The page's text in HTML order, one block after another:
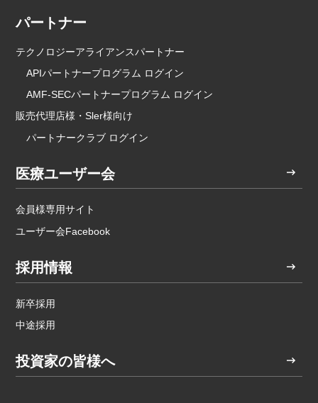
パートナー
テクノロジーアライアンスパートナー
APIパートナープログラム ログイン
AMF-SECパートナープログラム ログイン
販売代理店様・Sler様向け
パートナークラブ ログイン
医療ユーザー会
会員様専用サイト
ユーザー会Facebook
採用情報
新卒採用
中途採用
投資家の皆様へ